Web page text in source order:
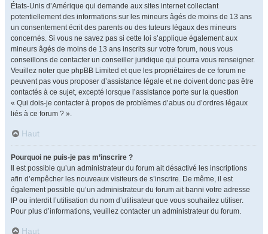
États-Unis d’Amérique qui demande aux sites internet collectant
potentiellement des informations sur les mineurs âgés de moins de 13 ans
un consentement écrit des parents ou des tuteurs légaux des mineurs
concernés. Si vous ne savez pas si cette loi s’applique également aux
mineurs âgés de moins de 13 ans inscrits sur votre forum, nous vous
conseillons de contacter un conseiller juridique qui pourra vous renseigner.
Veuillez noter que phpBB Limited et que les propriétaires de ce forum ne
peuvent pas vous proposer d’assistance légale et ne doivent donc pas être
contactés à ce sujet, excepté lorsque l’assistance porte sur la question
« Qui dois-je contacter à propos de problèmes d’abus ou d’ordres légaux
liés à ce forum ? ».
Haut
Pourquoi ne puis-je pas m’inscrire ?
Il est possible qu’un administrateur du forum ait désactivé les inscriptions
afin d’empêcher les nouveaux visiteurs de s’inscrire. De même, il est
également possible qu’un administrateur du forum ait banni votre adresse
IP ou interdit l’utilisation du nom d’utilisateur que vous souhaitez utiliser.
Pour plus d’informations, veuillez contacter un administrateur du forum.
Haut